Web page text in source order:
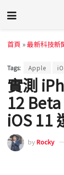
首頁 »最新科技新
Tags: Apple
實測
12
iOS 11
byRocky